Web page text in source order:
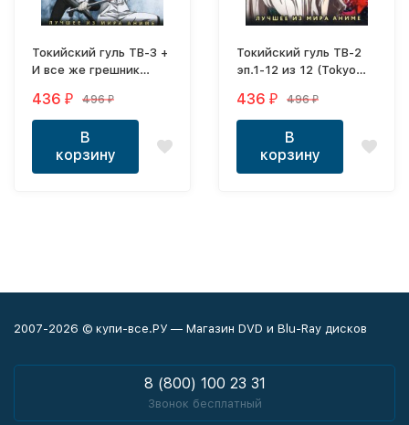
Токийский гуль ТВ-3 +
И все же грешник
436 ₽ 496₽
В
корзину
Токийский гуль ТВ-2
эп.1-12 из 12 (Tokyo
смерти ТВ эп.1-12 из
12 (Death Parade 2015)
436 ₽ 496₽
В
корзину
2007-2026 © купи-все.РУ — Магазин DVD и Blu-Ray дисков
8 (800) 100 23 31
Звонок бесплатный